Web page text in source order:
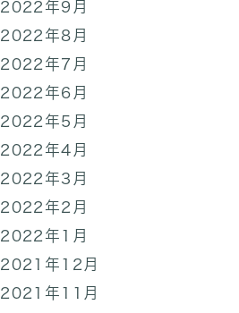
2022年9月
2022年8月
2022年7月
2022年6月
2022年5月
2022年4月
2022年3月
2022年2月
2022年1月
2021年12月
2021年11月